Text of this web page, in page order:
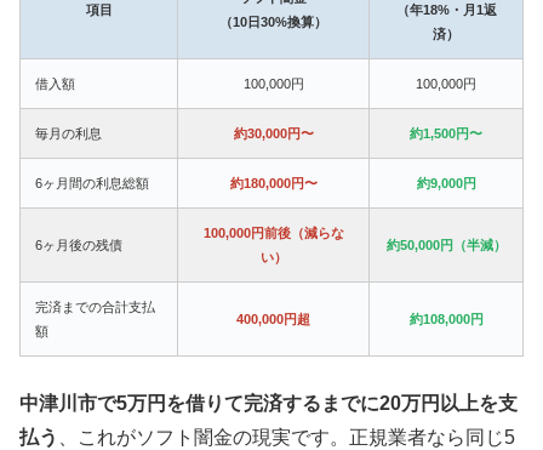
項目
（10日30%換算）
（年18%・月1返
済）
借入額 100,000円 100,000円
毎月の利息 約30,000円〜 約1,500円〜
6ヶ月間の利息総額 約180,000円〜 約9,000円
6ヶ月後の残債
100,000円前後（減らな
い）
約50,000円（半減）
完済までの合計支払
額
400,000円超 約108,000円
中津川市で5万円を借りて完済するまでに20万円以上を支
払う
、これがソフト闇金の現実です。正規業者なら同じ5